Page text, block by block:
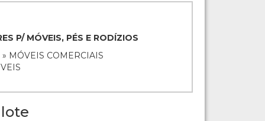
P/ MÓVEIS, PÉS E RODÍZIOS
MÓVEIS COMERCIAIS